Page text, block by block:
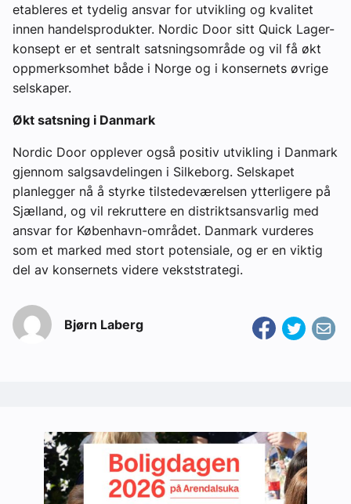
etableres et tydelig ansvar for utvikling og kvalitet
innen handelsprodukter. Nordic Door sitt Quick Lager-
konsept er et sentralt satsningsområde og vil få økt
oppmerksomhet både i Norge og i konsernets øvrige
selskaper.
Økt satsning i Danmark
Nordic Door opplever også positiv utvikling i Danmark
gjennom salgsavdelingen i Silkeborg. Selskapet
planlegger nå å styrke tilstedeværelsen ytterligere på
Sjælland, og vil rekruttere en distriktsansvarlig med
ansvar for København-området. Danmark vurderes
som et marked med stort potensiale, og er en viktig
del av konsernets videre vekststrategi.
Bjørn Laberg